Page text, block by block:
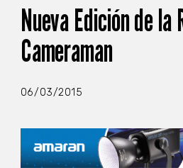
Nueva Edición de
Cameraman
06/03/2015